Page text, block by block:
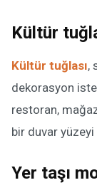
Kültür
Kültür tuğlası,
dekorasyon
restoran,
bir duvar
Yer taşı